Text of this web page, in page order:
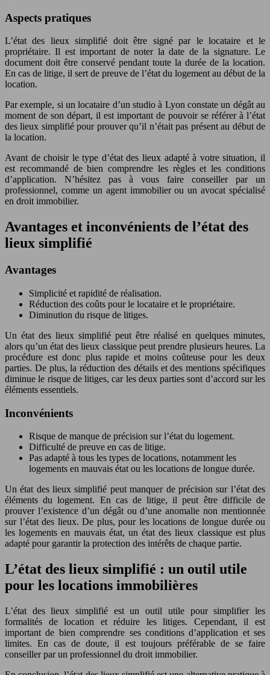
Aspects pratiques
L’état des lieux simplifié doit être signé par le locataire et le
propriétaire. Il est important de noter la date de la signature. Le
document doit être conservé pendant toute la durée de la location.
En cas de litige, il sert de preuve de l’état du logement au début de la
location.
Par exemple, si un locataire d’un studio à Lyon constate un dégât au
moment de son départ, il est important de pouvoir se référer à l’état
des lieux simplifié pour prouver qu’il n’était pas présent au début de
la location.
Avant de choisir le type d’état des lieux adapté à votre situation, il
est recommandé de bien comprendre les règles et les conditions
d’application. N’hésitez pas à vous faire conseiller par un
professionnel, comme un agent immobilier ou un avocat spécialisé
en droit immobilier.
Avantages et inconvénients de l’état des
lieux simplifié
Avantages
Simplicité et rapidité de réalisation.
Réduction des coûts pour le locataire et le propriétaire.
Diminution du risque de litiges.
Un état des lieux simplifié peut être réalisé en quelques minutes,
alors qu’un état des lieux classique peut prendre plusieurs heures. La
procédure est donc plus rapide et moins coûteuse pour les deux
parties. De plus, la réduction des détails et des mentions spécifiques
diminue le risque de litiges, car les deux parties sont d’accord sur les
éléments essentiels.
Inconvénients
Risque de manque de précision sur l’état du logement.
Difficulté de preuve en cas de litige.
Pas adapté à tous les types de locations, notamment les
logements en mauvais état ou les locations de longue durée.
Un état des lieux simplifié peut manquer de précision sur l’état des
éléments du logement. En cas de litige, il peut être difficile de
prouver l’existence d’un dégât ou d’une anomalie non mentionnée
sur l’état des lieux. De plus, pour les locations de longue durée ou
les logements en mauvais état, un état des lieux classique est plus
adapté pour garantir la protection des intérêts de chaque partie.
L’état des lieux simplifié : un outil utile
pour les locations immobilières
L’état des lieux simplifié est un outil utile pour simplifier les
formalités de location et réduire les litiges. Cependant, il est
important de bien comprendre ses conditions d’application et ses
limites. En cas de doute, il est toujours préférable de se faire
conseiller par un professionnel du droit immobilier.